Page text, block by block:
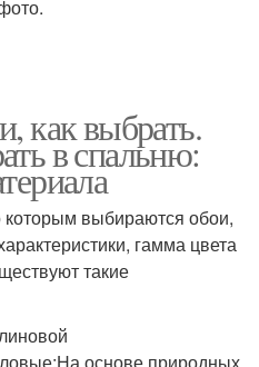
как выбрать.
в спальню:
выбираются обои,
гамма цвета
такие
основе природных